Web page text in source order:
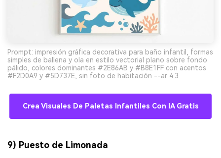
Prompt: impresión gráfica decorativa para baño infantil, formas
simples de ballena y ola en estilo vectorial plano sobre fondo
pálido, colores dominantes #2E86AB y #B8E1FF con acentos
#F2D0A9 y #5D737E, sin foto de habitación --ar 4:3
Crea Visuales De Paletas Infantiles Con IA Gratis
9) Puesto de Limonada